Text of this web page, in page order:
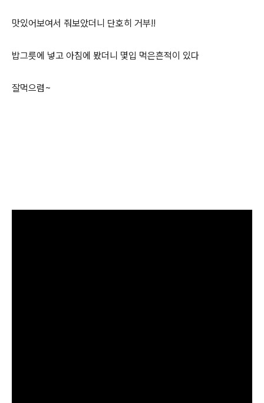
맛있어보여서 줘보았더니 단호히 거부!!
밥그릇에 넣고 아침에 봤더니 몇입 먹은흔적이 있다
잘먹으렴~